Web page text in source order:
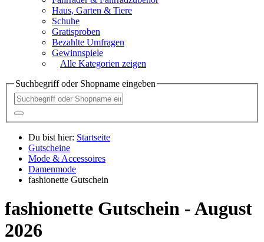
Haus, Garten & Tiere
Schuhe
Gratisproben
Bezahlte Umfragen
Gewinnspiele
Alle Kategorien zeigen
Suchbegriff oder Shopname eingeben
Du bist hier: Startseite
Gutscheine
Mode & Accessoires
Damenmode
fashionette Gutschein
fashionette Gutschein - August
2026